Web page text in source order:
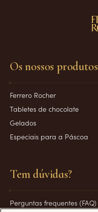
Os nossos produtos
Ferrero Rocher
Tabletes de chocolate
Gelados
Especiais para a Páscoa
Tem dúvidas?
Perguntas frequentes (FAQ)